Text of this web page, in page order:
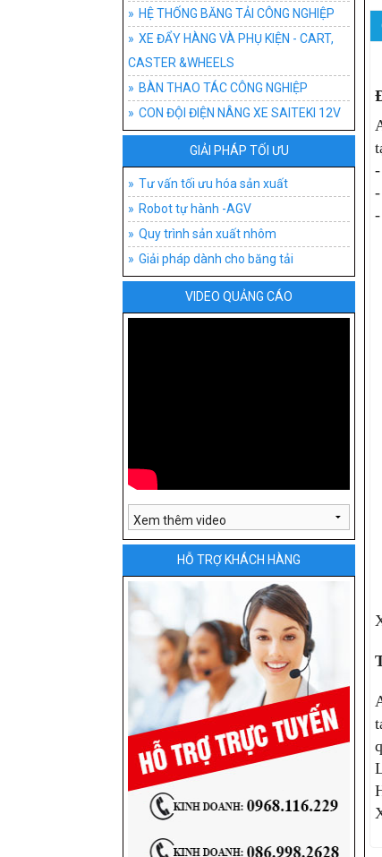
HỆ THỐNG
XE ĐẨY HÀNG
BÀN THAO TÁC
CON ĐỘI ĐIỆN
TƯ VẤN TỐI
HỆ THỐNG BĂNG TẢI CÔNG NGHIỆP
XE ĐẨY HÀNG VÀ PHỤ KIỆN - CART,
CASTER &WHEELS
BÀN THAO TÁC CÔNG NGHIỆP
CON ĐỘI ĐIỆN NÂNG XE SAITEKI 12V
GIẢI PHÁP TỐI ƯU
Tư vấn tối ưu hóa sản xuất
Robot tự hành -AGV
Quy trình sản xuất nhôm
Giải pháp dành cho băng tải
VIDEO QUẢNG CÁO
HỖ TRỢ KHÁCH HÀNG